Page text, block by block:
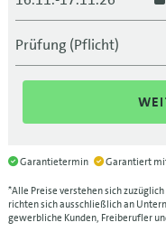
08.12.-09.12.26
Prüfung (Pflicht)
Garantietermin Garantiert
*Alle Preise verstehen sich
richten sich ausschließlich an
gewerbliche Kunden, Freiberufler